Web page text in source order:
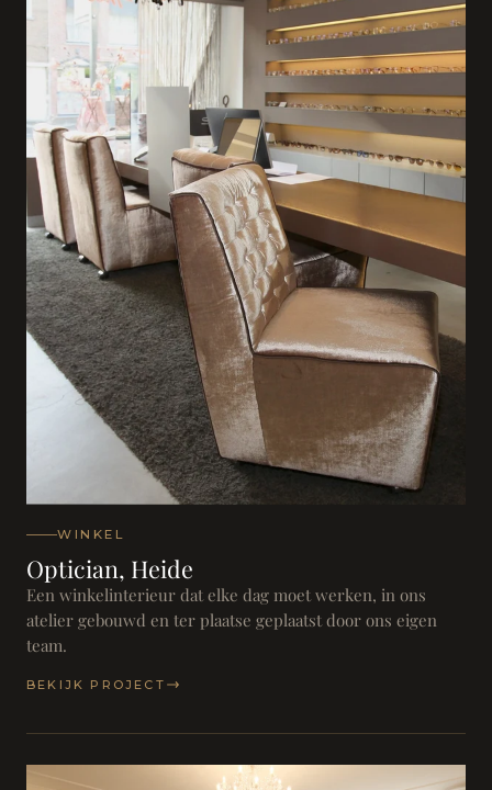
WINKEL
Optician, Heide
Een winkelinterieur dat elke dag moet werken, in ons
atelier gebouwd en ter plaatse geplaatst door ons eigen
team.
BEKIJK PROJECT